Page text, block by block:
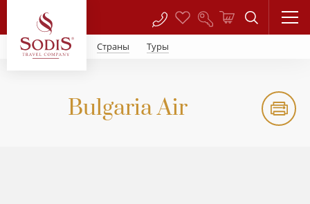
Страны Туры
Bulgaria Air